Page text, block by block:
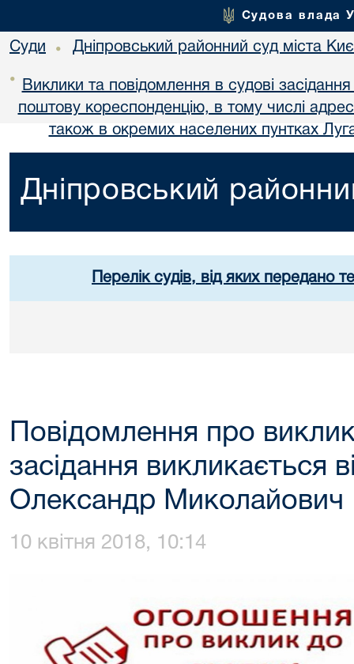
Судова влада
Суди • Дніпровський районний суд міста
•
Виклики та повідомлення в судові
поштову кореспонденцію, в тому числі
також в окремих населених пунтках
Дніпровський
Перелік судів, від яких передано
Повідомлення про
засідання викликається
Олександр Миколайович
10 квітня 2018, 10:14